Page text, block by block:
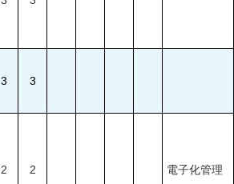
3 3
2 2 電子化管理